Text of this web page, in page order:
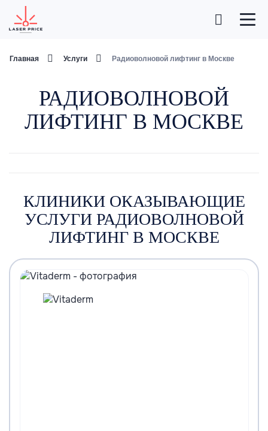
Главная Услуги Радиоволновой лифтинг в Москве
РАДИОВОЛНОВОЙ
ЛИФТИНГ В МОСКВЕ
КЛИНИКИ ОКАЗЫВАЮЩИЕ
УСЛУГИ РАДИОВОЛНОВОЙ
ЛИФТИНГ В МОСКВЕ